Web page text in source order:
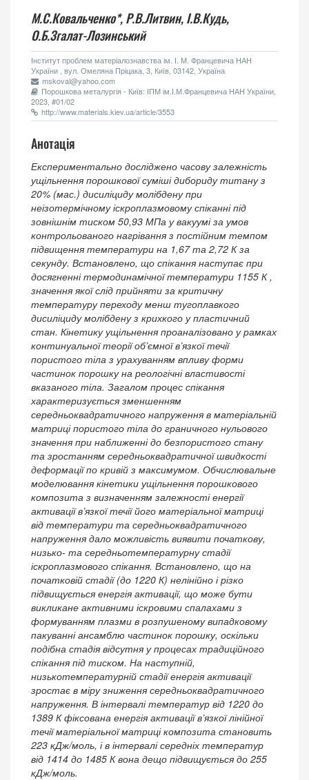
М.С.Ковальченко*, Р.В.Литвин, І.В.Кудь,
О.Б.Згалат-Лозинський
Інститут проблем матеріалознавства ім. І. М. Францевича НАН
України , вул. Омеляна Пріцака, 3, Київ, 03142, Україна
mskoval@yahoo.com
Порошкова металургія - Київ: ІПМ ім.І.М.Францевича НАН України,
2023, #01/02
http://www.materials.kiev.ua/article/3553
Анотація
Експериментально досліджено часову залежність
ущільнення порошкової суміші дибориду титану з
20% (мас.) дисиліциду молібдену при
неізотермічному іскроплазмовому спіканні під
зовнішнім тиском 50,93 МПа у вакуумі за умов
контрольованого нагрівання з постійним темпом
підвищення температури на 1,67 та 2,72 К за
секунду. Встановлено, що спікання наступає при
досягненні термодинамічної температури 1155 К ,
значення якої слід прийняти за критичну
температуру переходу менш тугоплавкого
дисиліциду молібдену з крихкого у пластичний
стан. Кінетику ущільнення проаналізовано у рамках
континуальної теорії об’ємної в’язкої течії
пористого тіла з урахуванням впливу форми
частинок порошку на реологічні властивості
вказаного тіла. Загалом процес спікання
характеризується зменшенням
середньоквадратичного напруження в матеріальній
матриці пористого тіла до граничного нульового
значення при наближенні до безпористого стану
та зростанням середньоквадратичної швидкості
деформації по кривій з максимумом. Обчислювальне
моделювання кінетики ущільнення порошкового
композита з визначенням залежності енергії
активації в’язкої течії його матеріальної матриці
від температури та середньоквадратичного
напруження дало можливість виявити початкову,
низько- та середньотемпературну стадії
іскроплазмового спікання. Встановлено, що на
початковій стадії (до 1220 К) нелінійно і різко
підвищується енергія активації, що може бути
викликане активними іскровими спалахами з
формуванням плазми в розпушеному випадковому
пакуванні ансамблю частинок порошку, оскільки
подібна стадія відсутня у процесах традиційного
спікання під тиском. На наступній,
низькотемпературній стадії енергія активації
зростає в міру зниження середньоквадратичного
напруження. В інтервалі температур від 1220 до
1389 К фіксована енергія активації в’язкої лінійної
течії матері­альної матриці композита становить
223 кДж/моль, і в інтервалі середніх температур
від 1414 до 1485 К вона дещо підвищується до 255
кДж/моль.